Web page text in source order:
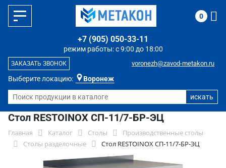
Выберите локацию: Воронеж
режим работы: с 9:00 до 18:00
+7 (905) 050-33-11
voronezh@zavod-metakon.ru
ЗАКАЗАТЬ ЗВОНОК
0
Стол RESTOINOX СП-11/7-БР-ЭЦ
Главная Каталог Столы
Производственные столы
Столы разделочные
Стол RESTOINOX СП-11/7-БР-ЭЦ